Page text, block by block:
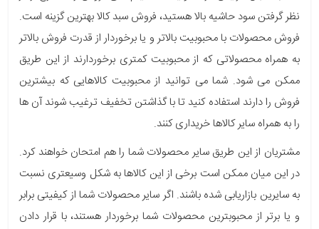
نظر گرفتن سود حاشیه بالا هستید، فروش سبد کالا بهترین گزینه است.
فروش محصولات با محبوبیت بالاتر و یا برخوردار از قدرت فروش بالاتر
به همراه محصولاتی که از محبوبیت کمتری برخوردارند از این طریق
ممکن می شود. شما می توانید از محبوبیت کالاهایی که بیشترین
فروش را دارند استفاده کنید تا با گذاشتن تخفیف ترغیب شوند آن ها
را به همراه سایر کالاها خریداری کنند.
مشتریان از این طریق سایر محصولات شما را هم امتحان خواهند کرد.
در این میان ممکن است برخی از این کالاها به شکل وسیعتری نسبت
به سایرین بازاریابی شده باشند. اگر سایر محصولات شما از کیفیتی برابر
و یا برتر از محبوبترین محصولات شما برخوردار هستند، با قرار دادن